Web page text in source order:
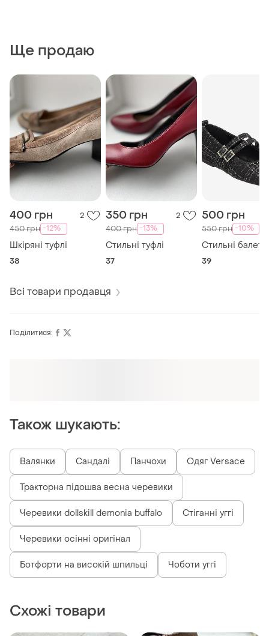
Ще продаю
400 грн 2
450 грн -12%
Шкіряні туфлі
38
350 грн 2
400 грн -13%
Стильні туфлі
37
500 грн
550 грн -10%
Стильні
39
Всі товари продавця
Поділитися:
Також шукають:
Схожі товари